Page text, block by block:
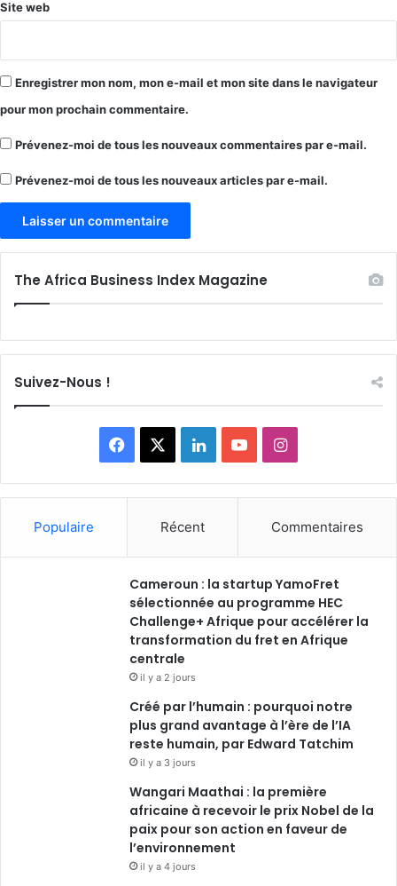
Site web
Enregistrer mon nom, mon e-mail et mon site dans le navigateur
pour mon prochain commentaire.
Prévenez-moi de tous les nouveaux commentaires par e-mail.
Prévenez-moi de tous les nouveaux articles par e-mail.
The Africa Business Index Magazine
Suivez-Nous !
Facebook LinkedinYouTubeInstagram
Populaire Récent Commentaires
Cameroun : la startup YamoFret
sélectionnée au programme HEC
Challenge+ Afrique pour accélérer la
transformation du fret en Afrique
centrale
il y a 2 jours
Créé par l’humain : pourquoi notre
plus grand avantage à l’ère de l’IA
reste humain, par Edward Tatchim
il y a 3 jours
Wangari Maathai : la première
africaine à recevoir le prix Nobel de la
paix pour son action en faveur de
l’environnement
il y a 4 jours